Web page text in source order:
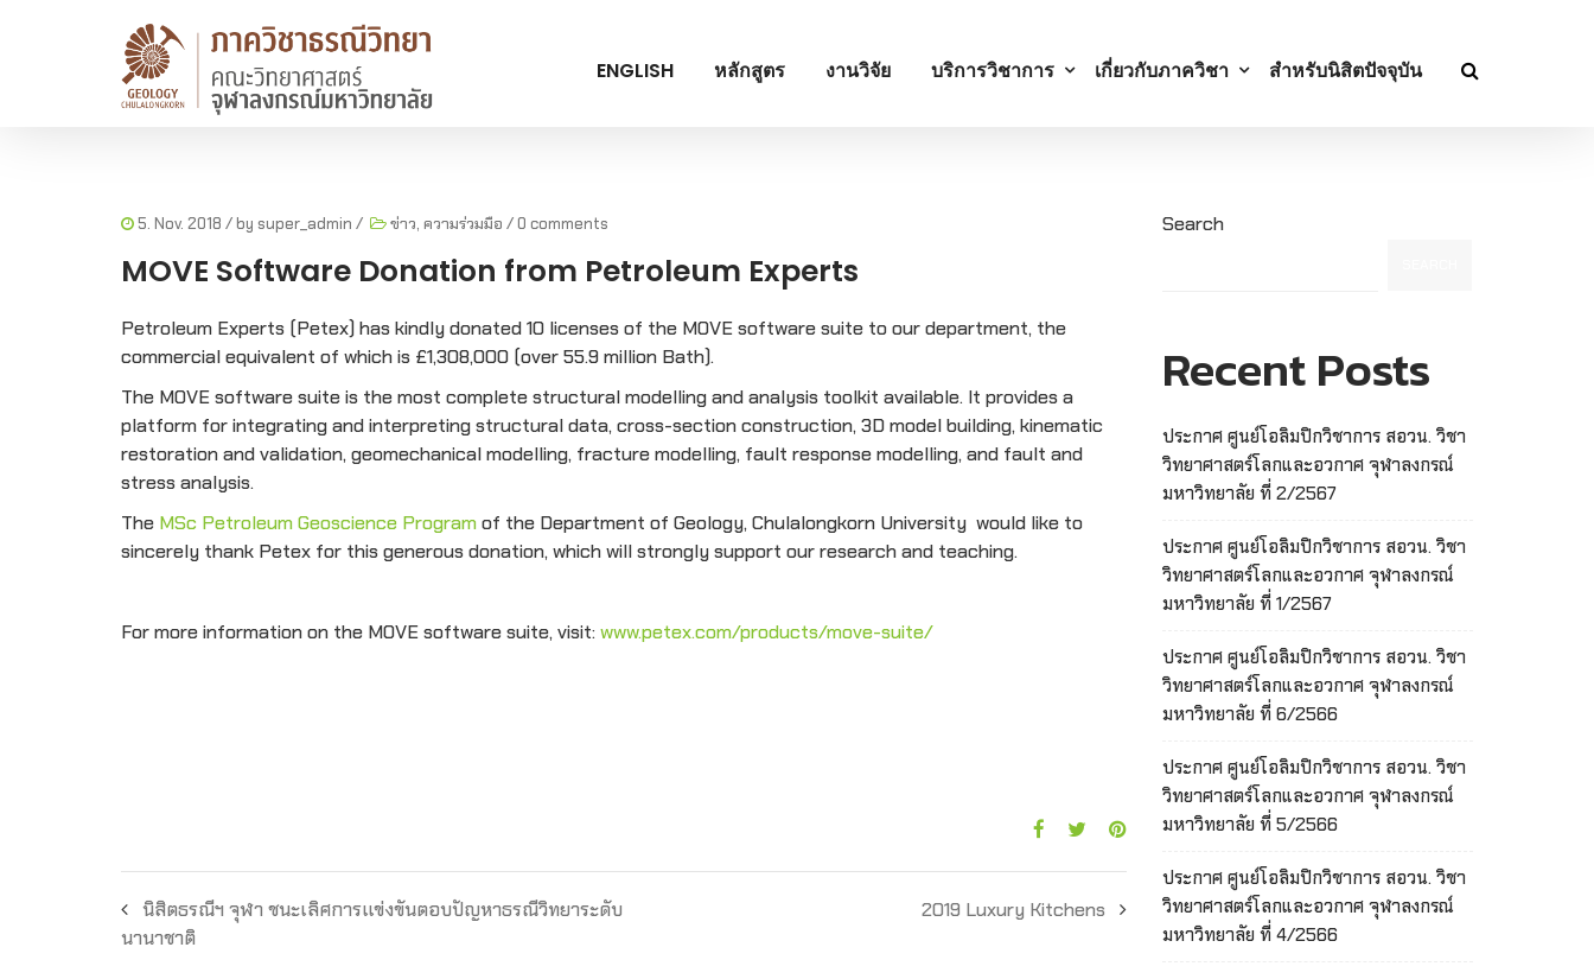
ENGLISH หลักสูตร งานวิจัย บริการวิชาการ เกี่ยวกับภาควิชา สำหรับนิสิตปัจจุบัน
5. Nov. 2018 / by super_admin / ข่าว, ความร่วมมือ /0 comments
MOVE Software Donation from Petroleum Experts
Petroleum Experts (Petex) has kindly donated 10 licenses of the MOVE software suite to our department, the
commercial equivalent of which is £1,308,000 (over 55.9 million Bath).
The MOVE software suite is the most complete structural modelling and analysis toolkit available. It provides a
platform for integrating and interpreting structural data, cross-section construction, 3D model building, kinematic
restoration and validation, geomechanical modelling, fracture modelling, fault response modelling, and fault and
stress analysis.
The MSc Petroleum Geoscience Programof the Department of Geology, Chulalongkorn University would like to
sincerely thank Petex for this generous donation, which will strongly support our research and teaching.
For more information on the MOVE software suite, visit: www.petex.com/products/move-suite/
นิสิตธรณีฯ จุฬา ชนะเลิศการแข่งขันตอบปัญหาธรณีวิทยาระดับ
นานาชาติ
2019 Luxury Kitchens
Search
Recent Posts
ประกาศ ศูนย์โอลิมปิกวิชาการ สอวน. วิชา
วิทยาศาสตร์โลกและอวกาศ จุฬาลงกรณ์
มหาวิทยาลัย ที่ 2/2567
ประกาศ ศูนย์โอลิมปิกวิชาการ สอวน. วิชา
วิทยาศาสตร์โลกและอวกาศ จุฬาลงกรณ์
มหาวิทยาลัย ที่ 1/2567
ประกาศ ศูนย์โอลิมปิกวิชาการ สอวน. วิชา
วิทยาศาสตร์โลกและอวกาศ จุฬาลงกรณ์
มหาวิทยาลัย ที่ 6/2566
ประกาศ ศูนย์โอลิมปิกวิชาการ สอวน. วิชา
วิทยาศาสตร์โลกและอวกาศ จุฬาลงกรณ์
มหาวิทยาลัย ที่ 5/2566
ประกาศ ศูนย์โอลิมปิกวิชาการ สอวน. วิชา
วิทยาศาสตร์โลกและอวกาศ จุฬาลงกรณ์
มหาวิทยาลัย ที่ 4/2566